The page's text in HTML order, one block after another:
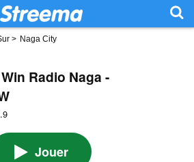
> Naga City
Radio Naga -
Jouer